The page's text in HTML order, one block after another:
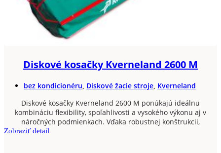
Diskové kosačky Kverneland 2600 M
bez kondicionéru, Diskové žacie stroje, Kverneland
Diskové kosačky Kverneland 2600 M ponúkajú ideálnu
kombináciu flexibility, spoľahlivosti a vysokého výkonu aj v
náročných podmienkach. Vďaka robustnej konštrukcii,
Zobraziť detail